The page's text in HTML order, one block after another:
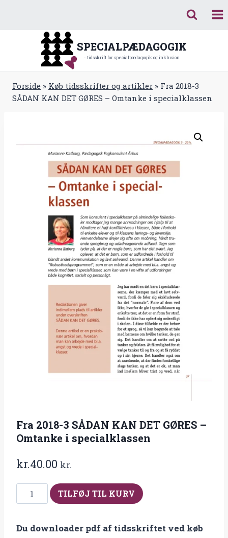
SPECIALPÆDAGOGIK
- tidsskrift for specialpædagogik og inklusion
Forside » Køb tidsskrifter og artikler » Fra 2018-3
SÅDAN KAN DET GØRES – Omtanke i specialklassen
Fra 2018-3 SÅDAN KAN DET GØRES –
Omtanke i specialklassen
kr.40.00 kr.
2018-
SÅDAN
TILFØJ TIL KURV
Du downloader pdf af tidsskriftet ved køb